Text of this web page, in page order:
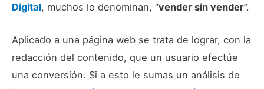
Digital, muchos lo denominan, “vender sin vender”.
Aplicado a una página web se trata de lograr, con la
redacción del contenido, que un usuario efectúe
una conversión. Si a esto le sumas un análisis de